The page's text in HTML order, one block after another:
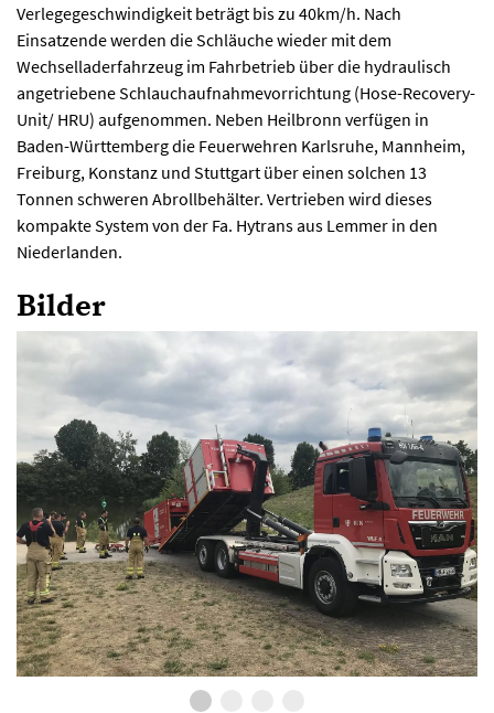
Verlegegeschwindigkeit beträgt bis zu 40km/h. Nach
Einsatzende werden die Schläuche wieder mit dem
Wechselladerfahrzeug im Fahrbetrieb über die hydraulisch
angetriebene Schlauchaufnahmevorrichtung (Hose-Recovery-
Unit/ HRU) aufgenommen. Neben Heilbronn verfügen in
Baden-Württemberg die Feuerwehren Karlsruhe, Mannheim,
Freiburg, Konstanz und Stuttgart über einen solchen 13
Tonnen schweren Abrollbehälter. Vertrieben wird dieses
kompakte System von der Fa. Hytrans aus Lemmer in den
Niederlanden.
Bilder